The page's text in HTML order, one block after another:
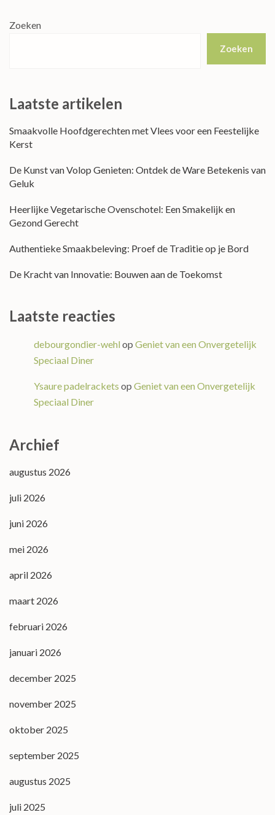
Zoeken
Zoeken
Laatste artikelen
Smaakvolle Hoofdgerechten met Vlees voor een Feestelijke
Kerst
De Kunst van Volop Genieten: Ontdek de Ware Betekenis van
Geluk
Heerlijke Vegetarische Ovenschotel: Een Smakelijk en
Gezond Gerecht
Authentieke Smaakbeleving: Proef de Traditie op je Bord
De Kracht van Innovatie: Bouwen aan de Toekomst
Laatste reacties
debourgondier-wehl op Geniet van een Onvergetelijk
Speciaal Diner
Ysaure padelrackets op Geniet van een Onvergetelijk
Speciaal Diner
Archief
augustus 2026
juli 2026
juni 2026
mei 2026
april 2026
maart 2026
februari 2026
januari 2026
december 2025
november 2025
oktober 2025
september 2025
augustus 2025
juli 2025